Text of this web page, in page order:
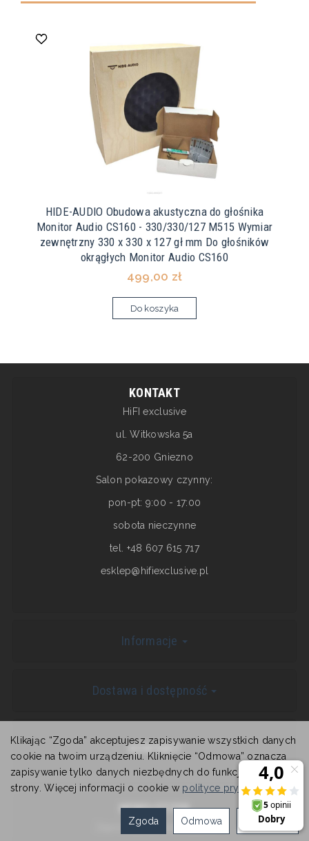
HIDE-AUDIO Obudowa akustyczna do głośnika
Monitor Audio CS160 - 330/330/127 M515 Wymiar
zewnętrzny 330 x 330 x 127 gł mm Do głośników
okrągłych Monitor Audio CS160
499,00 zł
Do koszyka
KONTAKT
HiFI exclusive
ul. Witkowska 5a
62-200 Gniezno
Salon pokazowy czynny:
pon-pt: 9:00 - 17:00
sobota nieczynne
tel. +48 607 615 717
esklep@hifiexclusive.pl
Informacje
Dostawa i dostępność
KONTAKT
NEWSLETTER
Zapisz się do newslettera
Klikając “Zgoda” akceptujesz zapisywanie wszystkich danych
cookie na twoim urządzeniu. Kliknięcie “Odmowa” oznacza
zapisywanie tylko danych niezbędnych do funkcjonowania
strony. Więcej informacji o cookie w polityce prywatności.
Ustawienia
Odmowa
Zgoda